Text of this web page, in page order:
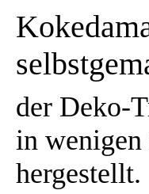
der Deko-
in wenigen
hergestellt.